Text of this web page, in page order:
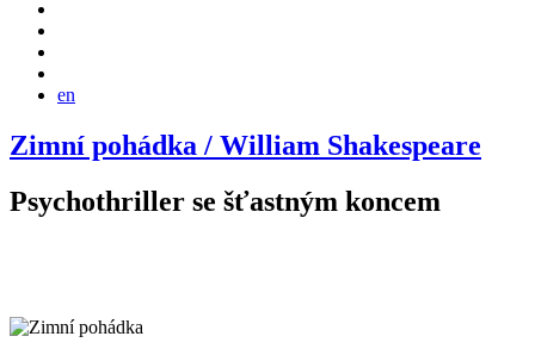
en
Zimní pohádka / William Shakespeare
Psychothriller se šťastným koncem